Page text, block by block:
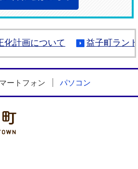
化計画について 益子町ラン
ートフォン パソコン